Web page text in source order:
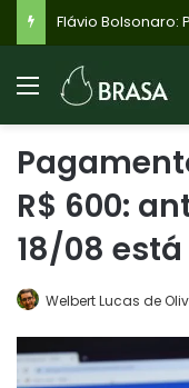
R$ 600:
18/08
Welbert Lucas de